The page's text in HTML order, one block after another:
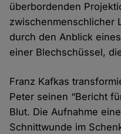
überbordenden
zwischenmenschlicher
durch den Anblick
einer Blechschüssel,
Franz Kafkas
Peter seinen “Bericht
Blut. Die Aufnahme
Schnittwunde im